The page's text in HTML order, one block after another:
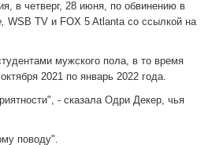
в четверг, 28 июня, по обвинению в
WSB TV и FOX 5 Atlanta со ссылкой на
мужского пола, в то время
2021 по январь 2022 года.
- сказала Одри Декер, чья
поводу".